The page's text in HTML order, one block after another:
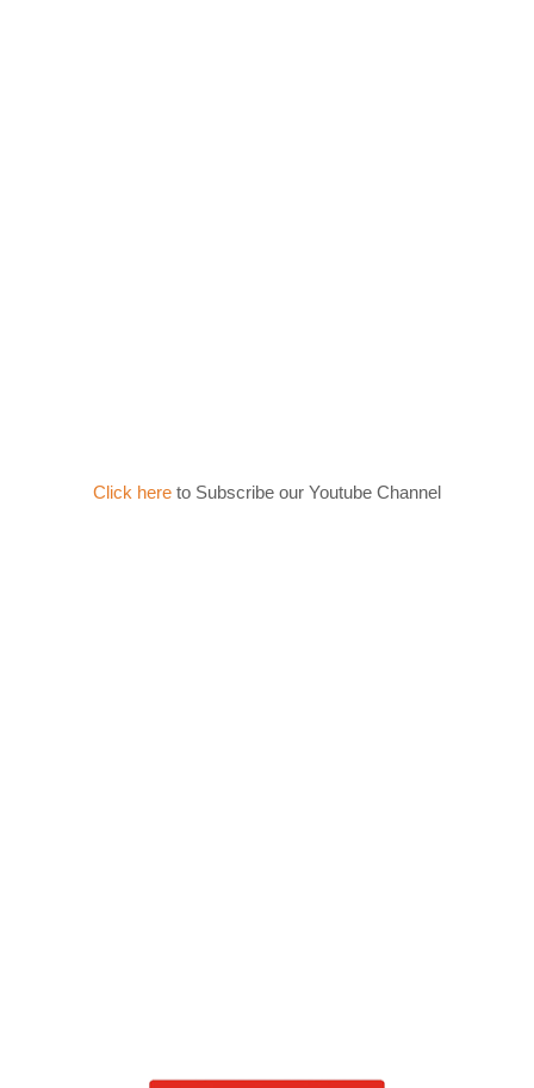
Click here to Subscribe our Youtube Channel